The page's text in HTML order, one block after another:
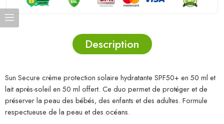
Description
Sun Secure crème protection solaire hydratante SPF50+ en 50 ml et
lait après-soleil en 50 ml offert. Ce duo permet de protéger et de
préserver la peau des bébés, des enfants et des adultes. Formule
respectueuse de la peau et des océans.